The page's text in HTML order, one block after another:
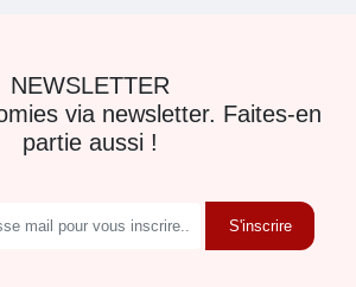
NEWSLETTER
via newsletter. Faites-en
partie aussi !
S'inscrire